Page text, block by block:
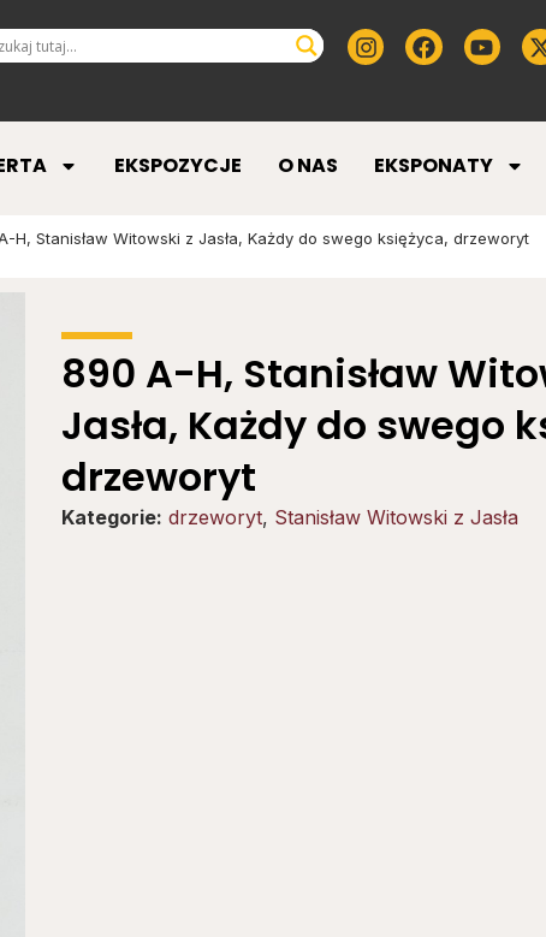
EKSPOZYCJE O NAS EKSPONATY
H, Stanisław Witowski z Jasła, Każdy do swego księżyca, drzeworyt
890 A-H, Stanisław
Jasła, Każdy do swego
drzeworyt
Kategorie: drzeworyt, Stanisław Witowski z Jasła